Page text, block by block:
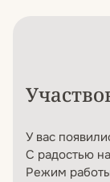
У вас
С радостью
Режим